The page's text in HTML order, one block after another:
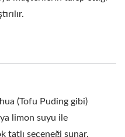
(Tofu Puding gibi)
limon suyu ile
tatlı seçeneği sunar.